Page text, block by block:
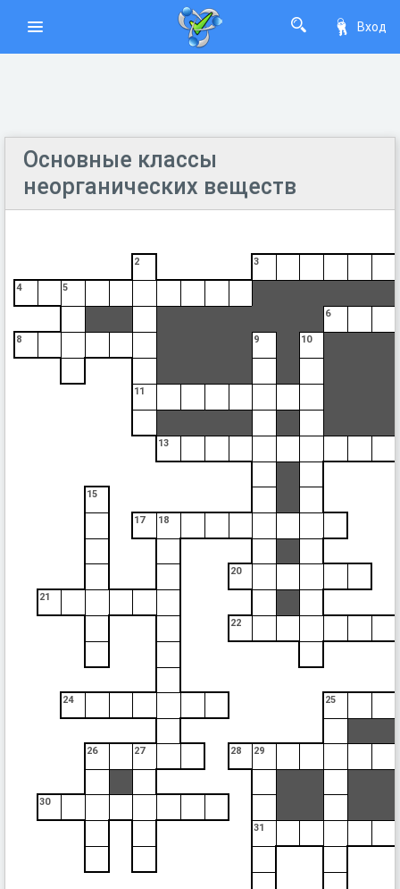
Вход
Основные классы
неорганических веществ
2 3
4 5
6
8 9 10
11
13
15
17 18
20
21
22
24 25
26 27 28 29
30
31